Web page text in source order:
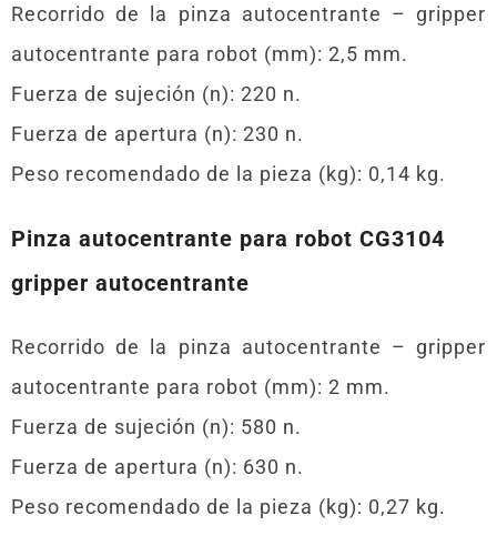
Recorrido de la pinza autocentrante – gripper
autocentrante para robot (mm): 2,5 mm.
Fuerza de sujeción (n): 220 n.
Fuerza de apertura (n): 230 n.
Peso recomendado de la pieza (kg): 0,14 kg.
Pinza autocentrante para robot CG3104
gripper autocentrante
Recorrido de la pinza autocentrante – gripper
autocentrante para robot (mm): 2 mm.
Fuerza de sujeción (n): 580 n.
Fuerza de apertura (n): 630 n.
Peso recomendado de la pieza (kg): 0,27 kg.